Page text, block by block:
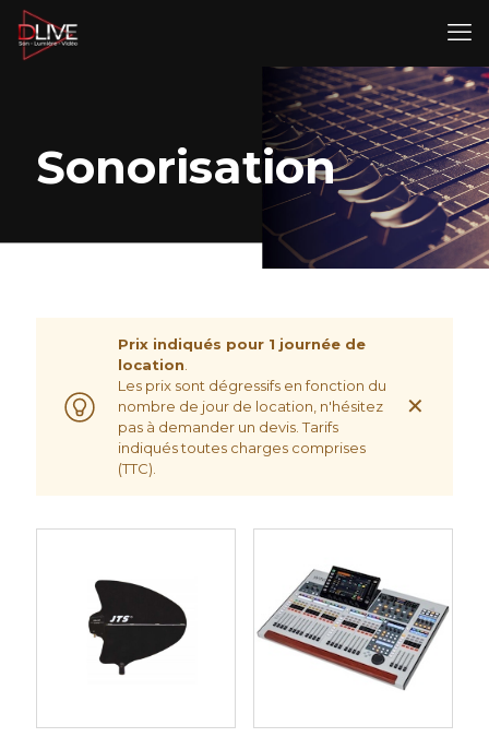
Sonorisation
Prix indiqués pour 1 journée de
location
Les prix sont dégressifs en fonction du
nombre de jour de location, n'hésitez
pas à demander un devis. Tarifs
indiqués toutes charges comprises
(TTC).
✕